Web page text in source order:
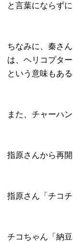
と言葉にならずに
ちなみに、秦さ
は、ヘリコプタ
という意味もあ
また、チャーハ
指原さんから再開
指原さん「チコ
チコちゃん「納